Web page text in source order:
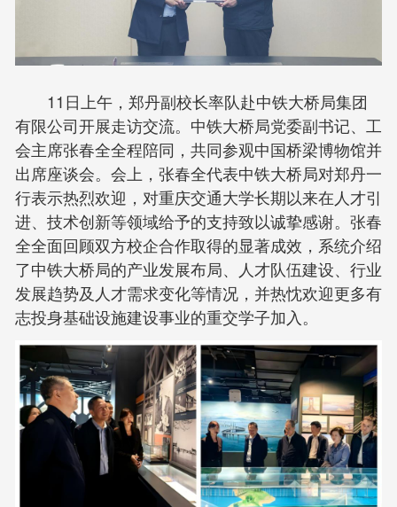
11日上午，郑丹副校长率队赴中铁大桥局集团
有限公司开展走访交流。中铁大桥局党委副书记、工
会主席张春全全程陪同，共同参观中国桥梁博物馆并
出席座谈会。会上，张春全代表中铁大桥局对郑丹一
行表示热烈欢迎，对重庆交通大学长期以来在人才引
进、技术创新等领域给予的支持致以诚挚感谢。张春
全全面回顾双方校企合作取得的显著成效，系统介绍
了中铁大桥局的产业发展布局、人才队伍建设、行业
发展趋势及人才需求变化等情况，并热忱欢迎更多有
志投身基础设施建设事业的重交学子加入。